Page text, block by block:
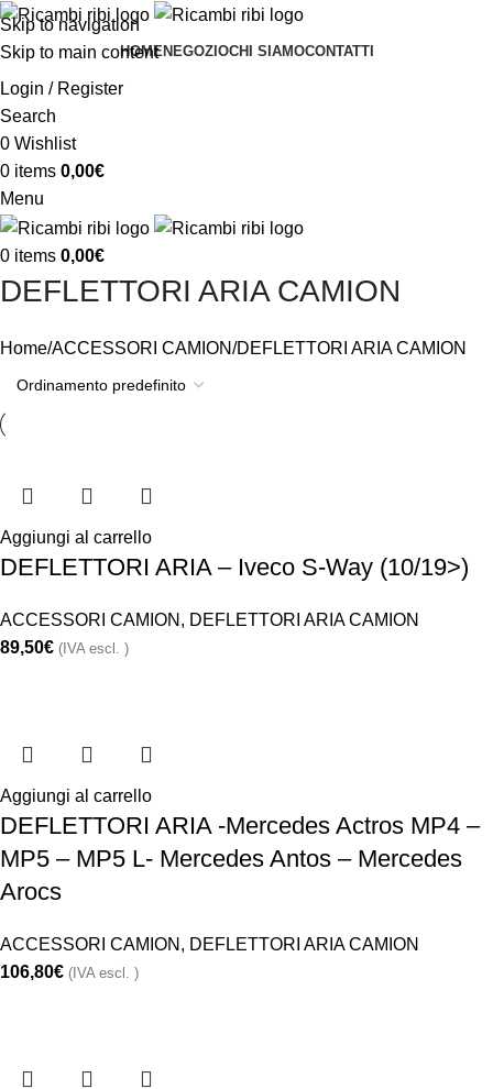
Skip to navigation
Skip to main content
HOMENEGOZIOCHI SIAMOCONTATTI
Login / Register
Search
0 Wishlist
0 items 0,00€
Menu
0 items 0,00€
DEFLETTORI ARIA CAMION
Home ACCESSORI CAMION DEFLETTORI ARIA CAMION
Aggiungi al carrello
DEFLETTORI ARIA – Iveco S-Way (10/19>)
ACCESSORI CAMION , DEFLETTORI ARIA CAMION
89,50€ (IVA escl. )
Aggiungi al carrello
DEFLETTORI ARIA -Mercedes Actros MP4 –
MP5 – MP5 L- Mercedes Antos – Mercedes
Arocs
ACCESSORI CAMION , DEFLETTORI ARIA CAMION
106,80€ (IVA escl. )